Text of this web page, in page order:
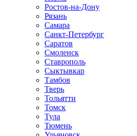
Ростов-на-Дону
Рязань
Самара
Санкт-Петербург
Саратов
Смоленск
Ставрополь
Сыктывкар
Тамбов
Тверь
Тольятти
Томск
Тула
Тюмень